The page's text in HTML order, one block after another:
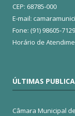
CEP: 68785-000
E-mail:
Fone: (91) 98605-7129
Horário de
ÚLTIMAS
Câmara Municipal